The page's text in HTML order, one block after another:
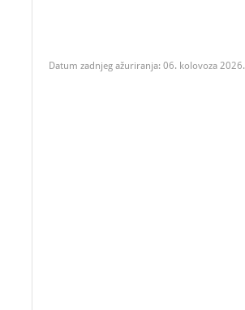
Datum zadnjeg ažuriranja: 06. kolovoza 2026.